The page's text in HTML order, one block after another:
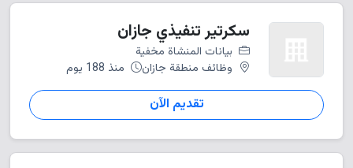
سكرتير تنفيذي جازان
بيانات المنشاة مخفية
وظائف منطقة جازان
منذ 188 يوم
تقديم الآن